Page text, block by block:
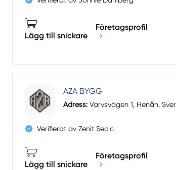
Lägg till snickare
Företagsprofil
AZA BYGG
Adress: Varvsvägen 1, Henån,
Verifierat av Zenit Secic
Lägg till snickare
Företagsprofil